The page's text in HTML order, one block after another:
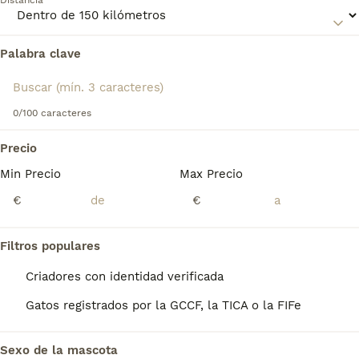
Palabra clave
0/100 caracteres
Precio
Min Precio
€
Max Precio
€
Filtros populares
Criadores con identidad verificada
Gatos registrados por la GCCF, la TICA o la FIFe
Sexo de la mascota
para
Encontramos 0 Korat Gatos para monta en
Si deseas exactamente esta búsqueda guarda tu
búsqueda y espera el resultado perfecto:
Preguntas frecuentes
¿Diferencia entre korat y
azul ruso?
El gato korat tiene unas características
monocapa, una forma más redondeada y los